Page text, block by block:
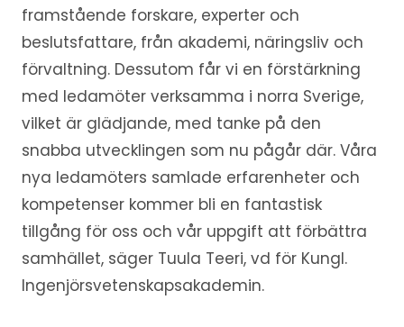
framstående forskare, experter och
beslutsfattare, från akademi, näringsliv och
förvaltning. Dessutom får vi en förstärkning
med ledamöter verksamma i norra Sverige,
vilket är glädjande, med tanke på den
snabba utvecklingen som nu pågår där. Våra
nya ledamöters samlade erfarenheter och
kompetenser kommer bli en fantastisk
tillgång för oss och vår uppgift att förbättra
samhället, säger Tuula Teeri, vd för Kungl.
Ingenjörsvetenskapsakademin.